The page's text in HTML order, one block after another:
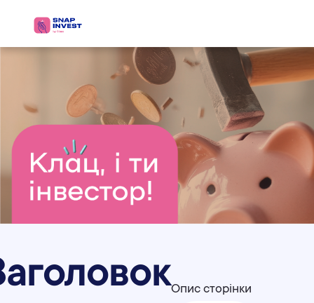
Опис сторінки